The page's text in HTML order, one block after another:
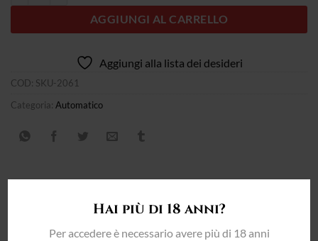
Hai più di 18 anni?
Per accedere è necessario avere più di 18 anni
AGGIUNGI AL CARRELLO
Aggiungi alla lista dei desideri
COD: SKU-2061
Categoria: Automatico